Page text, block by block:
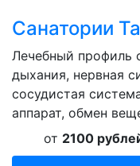
Санатории
Лечебный профиль
дыхания, нервная
сосудистая
аппарат, обмен
от 2100